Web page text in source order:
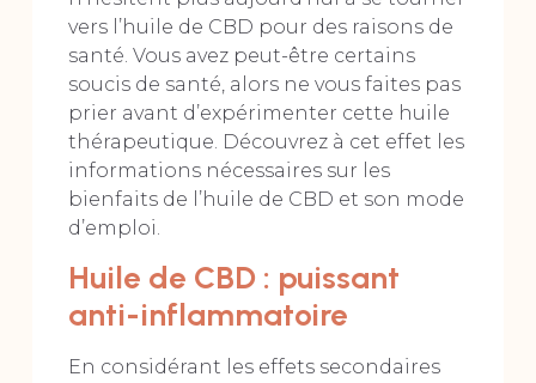
vers l’huile de CBD pour des raisons de
santé. Vous avez peut-être certains
soucis de santé, alors ne vous faites pas
prier avant d’expérimenter cette huile
thérapeutique. Découvrez à cet effet les
informations nécessaires sur les
bienfaits de l’huile de CBD et son mode
d’emploi.
Huile de CBD : puissant
anti-inflammatoire
En considérant les effets secondaires